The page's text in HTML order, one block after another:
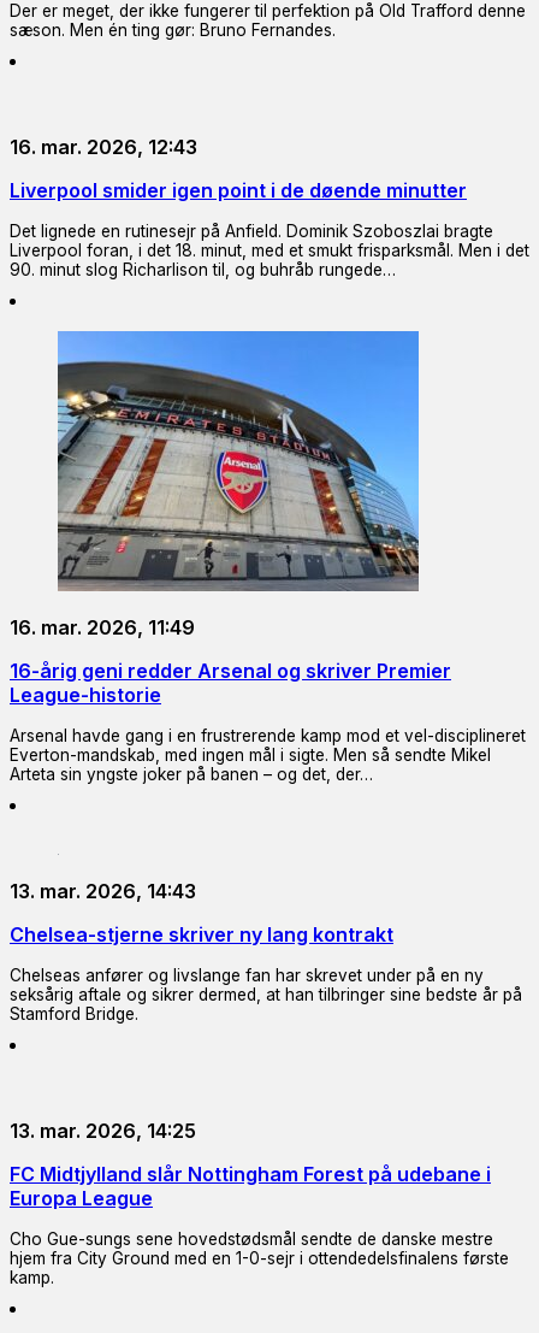
Der er meget, der ikke fungerer til perfektion på Old Trafford denne
sæson. Men én ting gør: Bruno Fernandes.
16. mar. 2026, 12:43
Liverpool smider igen point i de døende minutter
Det lignede en rutinesejr på Anfield. Dominik Szoboszlai bragte
Liverpool foran, i det 18. minut, med et smukt frisparksmål. Men i det
90. minut slog Richarlison til, og buhråb rungede…
16. mar. 2026, 11:49
16-årig geni redder Arsenal og skriver Premier
League-historie
Arsenal havde gang i en frustrerende kamp mod et vel-disciplineret
Everton-mandskab, med ingen mål i sigte. Men så sendte Mikel
Arteta sin yngste joker på banen – og det, der…
13. mar. 2026, 14:43
Chelsea-stjerne skriver ny lang kontrakt
Chelseas anfører og livslange fan har skrevet under på en ny
seksårig aftale og sikrer dermed, at han tilbringer sine bedste år på
Stamford Bridge.
13. mar. 2026, 14:25
FC Midtjylland slår Nottingham Forest på udebane i
Europa League
Cho Gue-sungs sene hovedstødsmål sendte de danske mestre
hjem fra City Ground med en 1-0-sejr i ottendedelsfinalens første
kamp.